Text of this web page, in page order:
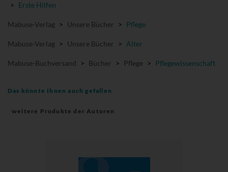
> Erste Hilfen
Mabuse-Verlag > Unsere Bücher > Pflege
Mabuse-Verlag > Unsere Bücher > Alter
Mabuse-Buchversand > Bücher > Pflege > Pflegewissenschaft
Das könnte Ihnen auch gefallen
weitere Produkte der Autoren